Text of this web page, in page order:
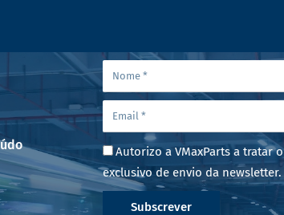
Autorizo a VMaxParts a tratar
exclusivo de envio da newsletter.
Subscrever